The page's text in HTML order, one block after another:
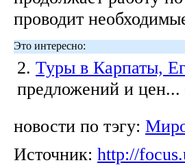
проводит
Это интересно:
2. Туры в Карпаты,
предложений и
новости по тэгу:
Источник: http://